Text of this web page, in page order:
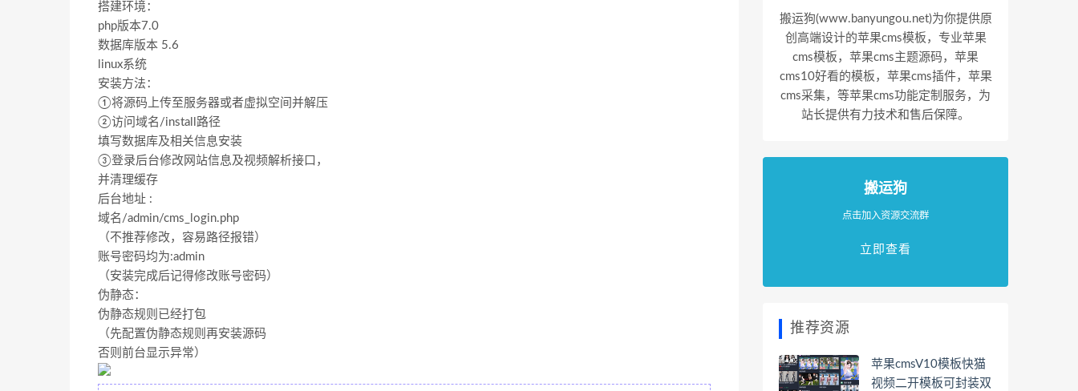
搭建环境：
php版本7.0
数据库版本 5.6
linux系统
安装方法：
①将源码上传至服务器或者虚拟空间并解压
②访问域名/install路径
填写数据库及相关信息安装
③登录后台修改网站信息及视频解析接口，
并清理缓存
后台地址 :
域名/admin/cms_login.php
（不推荐修改，容易路径报错）
账号密码均为:admin
（安装完成后记得修改账号密码）
伪静态：
伪静态规则已经打包
（先配置伪静态规则再安装源码
否则前台显示异常）
搬运狗(www.banyungou.net)为你提供原
创高端设计的苹果cms模板，专业苹果
cms模板，苹果cms主题源码，苹果
cms10好看的模板，苹果cms插件，苹果
cms采集，等苹果cms功能定制服务，为
站长提供有力技术和售后保障。
搬运狗
点击加入资源交流群
立即查看
推荐资源
苹果cmsV10模板快猫
视频二开模板可封装双